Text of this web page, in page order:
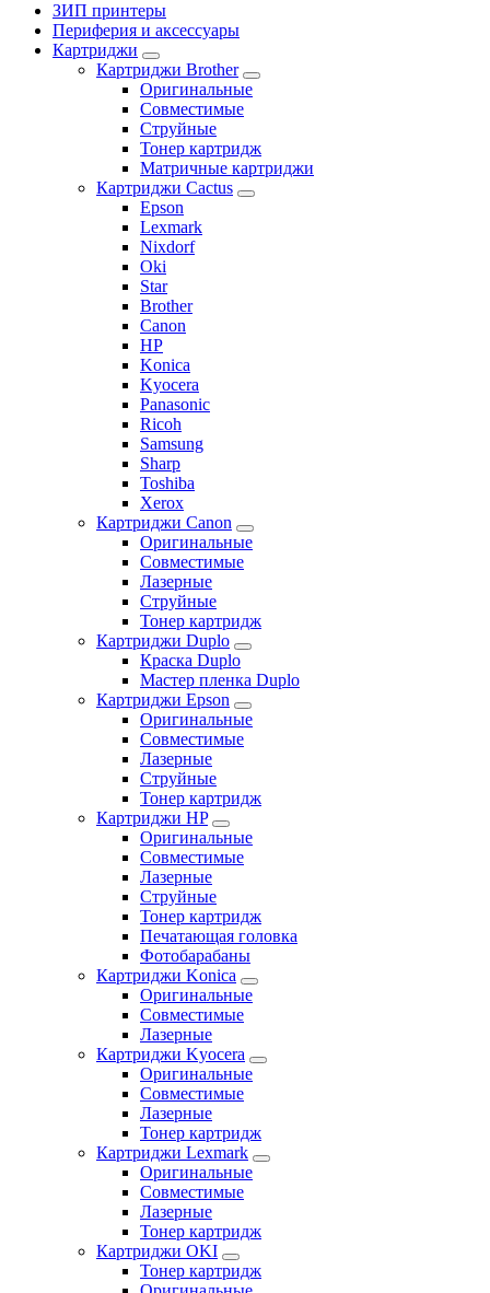
ЗИП принтеры
Периферия и аксессуары
Картриджи
Картриджи Brother
Оригинальные
Совместимые
Струйные
Тонер картридж
Матричные картриджи
Картриджи Cactus
Epson
Lexmark
Nixdorf
Oki
Star
Brother
Canon
HP
Konica
Kyocera
Panasonic
Ricoh
Samsung
Sharp
Toshiba
Xerox
Картриджи Canon
Оригинальные
Совместимые
Лазерные
Струйные
Тонер картридж
Картриджи Duplo
Краска Duplo
Мастер пленка Duplo
Картриджи Epson
Оригинальные
Совместимые
Лазерные
Струйные
Тонер картридж
Картриджи HP
Оригинальные
Совместимые
Лазерные
Струйные
Тонер картридж
Печатающая головка
Фотобарабаны
Картриджи Konica
Оригинальные
Совместимые
Лазерные
Картриджи Kyocera
Оригинальные
Совместимые
Лазерные
Тонер картридж
Картриджи Lexmark
Оригинальные
Совместимые
Лазерные
Тонер картридж
Картриджи OKI
Тонер картридж